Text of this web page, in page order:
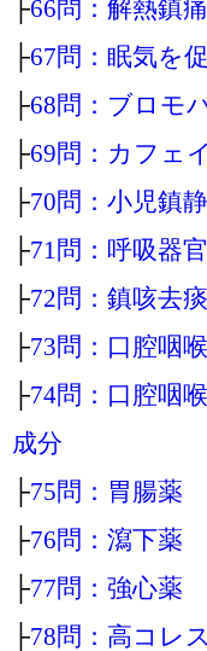
├66問：解熱鎮
├67問：眠気を
├68問：ブロモ
├69問：カフェ
├70問：小児鎮
├71問：呼吸器
├72問：鎮咳去
├73問：口腔咽
├74問：口腔咽
成分
├75問：胃腸薬
├76問：瀉下薬
├77問：強心薬
├78問：高コレ